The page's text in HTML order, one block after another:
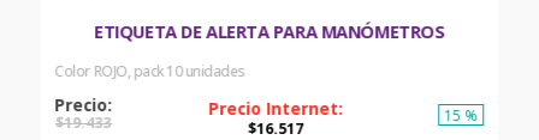
ETIQUETA DE ALERTA PARA MANÓMETROS
Color ROJO, pack 10 unidades
$19.433 $16.517
15 %